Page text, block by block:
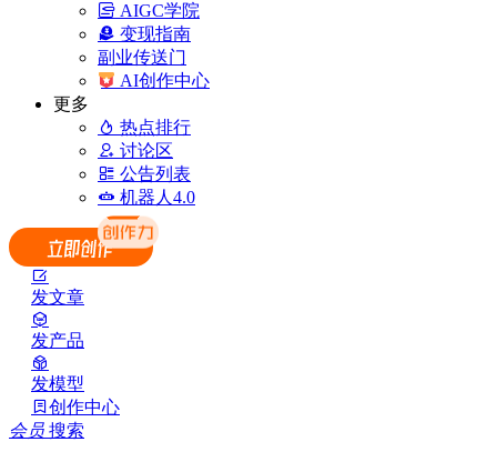
AIGC学院
变现指南
副业传送门
AI创作中心
更多
热点排行
讨论区
公告列表
机器人4.0
发文章
发产品
发模型
创作中心
会员 搜索